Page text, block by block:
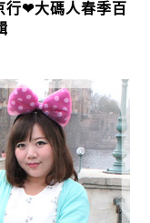
行❤大碼人春季百